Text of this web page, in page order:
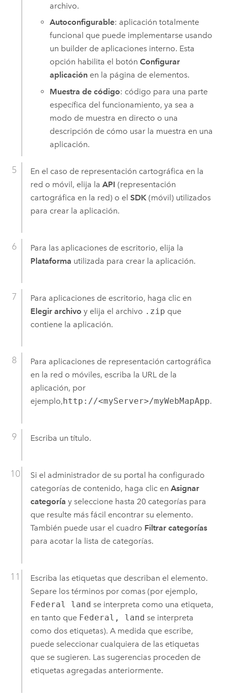
archivo.
Autoconfigurable: aplicación totalmente
funcional que puede implementarse usando
un builder de aplicaciones interno. Esta
opción habilita el botónConfigurar
aplicación en la página de elementos.
Muestra de código: código para una parte
específica del funcionamiento, ya sea a
modo de muestra en directo o una
descripción de cómo usar la muestra en una
aplicación.
En el caso de representación cartográfica en la
red o móvil, elija la API (representación
cartográfica en la red) o el SDK(móvil) utilizados
para crear la aplicación.
Para las aplicaciones de escritorio, elija la
Plataforma utilizada para crear la aplicación.
Para aplicaciones de escritorio, haga clic en
Elegir archivo y elija el archivo .zip que
contiene la aplicación.
Para aplicaciones de representación cartográfica
en la red o móviles, escriba la URL de la
aplicación, por
ejemplo, http://<myServer>/myWebMapApp.
Escriba un título.
Si el administrador de su portal ha configurado
categorías de contenido, haga clic en Asignar
categoría y seleccione hasta 20 categorías para
que resulte más fácil encontrar su elemento.
También puede usar el cuadro Filtrar categorías
para acotar la lista de categorías.
Escriba las etiquetas que describan el elemento.
Separe los términos por comas (por ejemplo,
Federal land se interpreta como una etiqueta,
en tanto que Federal, land se interpreta
como dos etiquetas). A medida que escribe,
puede seleccionar cualquiera de las etiquetas
que se sugieren. Las sugerencias proceden de
etiquetas agregadas anteriormente.